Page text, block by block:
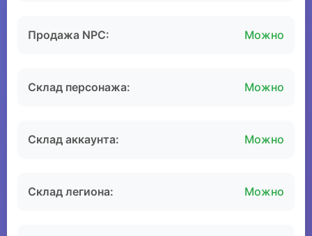
Продажа NPC: Можно
Склад персонажа: Можно
Склад аккаунта: Можно
Склад легиона: Можно